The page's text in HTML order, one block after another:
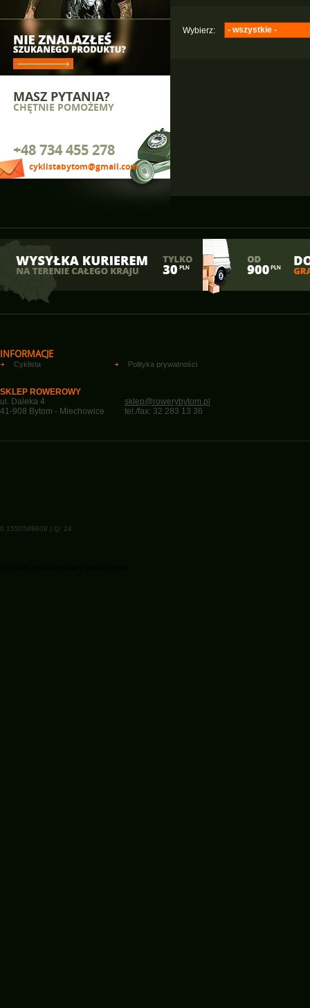
MASZ PYTANIA?
CHĘTNIE POMOŻEMY
+48 734 455 278
cyklistabytom@gmail.com
Wybierz: - wszystkie -
INFORMACJE
Cyklista Polityka prywatności
SKLEP ROWEROWY
ul. Daleka 4
41-908 Bytom - Miechowice
sklep@rowerybytom.pl
tel./fax: 32 283 13 36
0.1550588608 | Q: 24